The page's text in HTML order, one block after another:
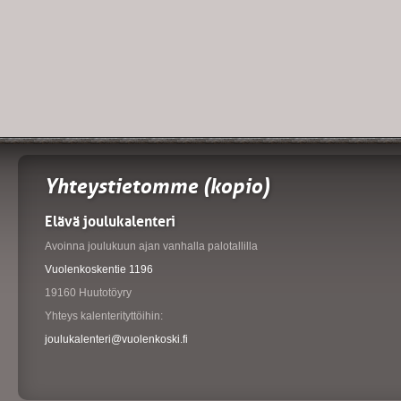
Yhteystietomme (kopio)
Elävä joulukalenteri
Avoinna joulukuun ajan vanhalla palotallilla
Vuolenkoskentie 1196
19160 Huutotöyry
Yhteys kalenterityttöihin:
joulukalenteri@vuolenkoski.fi